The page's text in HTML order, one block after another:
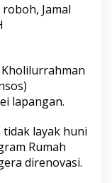
Jamal
lapangan.
layak huni
Rumah
direnovasi.